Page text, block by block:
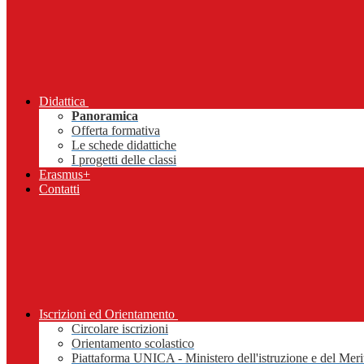
Didattica
Panoramica
Offerta formativa
Le schede didattiche
I progetti delle classi
Erasmus+
Contatti
Iscrizioni ed Orientamento
Circolare iscrizioni
Orientamento scolastico
Piattaforma UNICA - Ministero dell'istruzione e del